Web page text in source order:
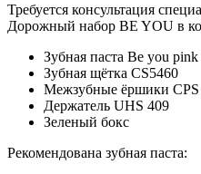
Требуется консультация
Дорожный набор BE YOU в
Зубная паста Be you
Зубная щётка CS5460
Межзубные ёршики CPS
Держатель UHS 409
Зеленый бокс
Рекомендована зубная паста: